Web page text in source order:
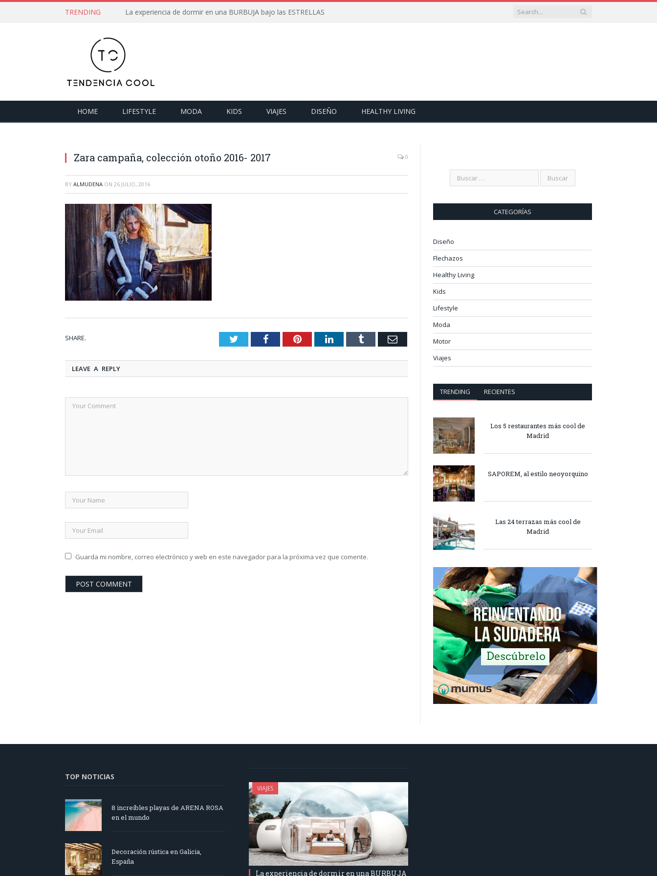
TRENDING La experiencia de dormir en una BURBUJA bajo las ESTRELLAS
HOME LIFESTYLE MODA KIDS VIAJES DISEÑO HEALTHY LIVING
Zara campaña, colección otoño 2016- 2017 0
BY ALMUDENA ON 26 JULIO, 2016
SHARE. TwitterFacebookPinterestLinkedInTumblr Email
LEAVE A REPLY
Guarda mi nombre, correo electrónico y web en este navegador para la próxima vez que comente.
CATEGORÍAS
Diseño
Flechazos
Healthy Living
Kids
Lifestyle
Moda
Motor
Viajes
TRENDING RECIENTES
Los 5 restaurantes más cool de
Madrid
SAPOREM, al estilo neoyorquino
Las 24 terrazas más cool de
Madrid
TOP NOTICIAS
8 increíbles playas de ARENA ROSA
en el mundo
Decoración rústica en Galicia,
España
VIAJES
La experiencia de dormir en una BURBUJA